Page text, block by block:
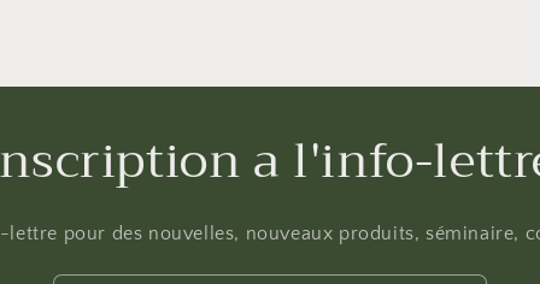
a l'info-
pour des nouvelles, nouveaux produits, séminaire,